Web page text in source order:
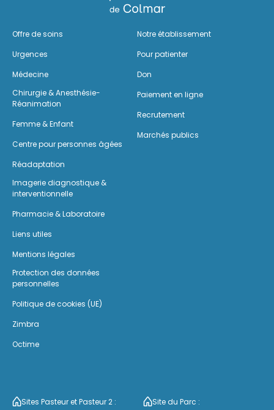
Offre de soins
Urgences
Médecine
Chirurgie & Anesthésie-
Réanimation
Femme & Enfant
Centre pour personnes âgées
Réadaptation
Imagerie diagnostique &
interventionnelle
Pharmacie & Laboratoire
Notre établissement
Pour patienter
Don
Paiement en ligne
Recrutement
Marchés publics
Liens utiles
Mentions légales
Protection des données
personnelles
Politique de cookies (UE)
Zimbra
Octime
Sites Pasteur et Pasteur 2 : Site du Parc :